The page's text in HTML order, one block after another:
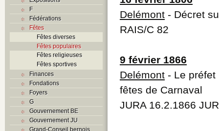
F
Fédérations
Fêtes
Fêtes diverses
Fêtes populaires
Fêtes religieuses
Fêtes sportives
Finances
Fondations
Foyers
G
Gouvernement BE
Gouvernement JU
Grand-Conseil bernois
Delémont - Décret
RAIS/C 82
9 février 1866
Delémont - Le
fêtes de Carnaval
JURA 16.2.1866